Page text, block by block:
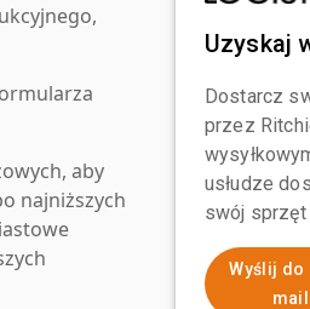
aby
najniższych
Uzyskaj
Dostarcz
przez
usłudze
swój
Wyślij do